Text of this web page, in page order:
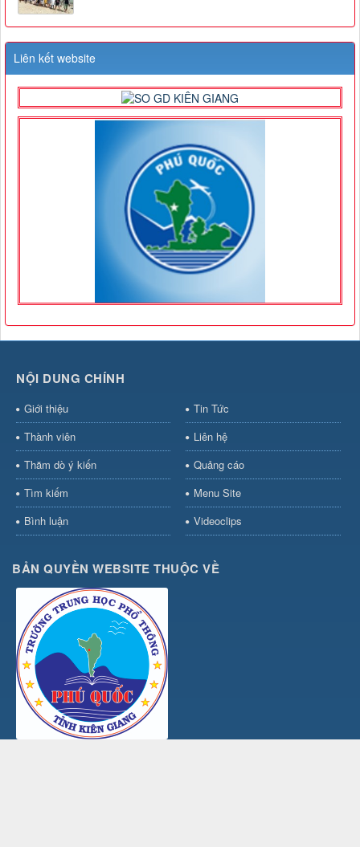
Liên kết website
NỘI DUNG CHÍNH
Giới thiệu
Tin Tức
Thành viên
Liên hệ
Thăm dò ý kiến
Quảng cáo
Tìm kiếm
Menu Site
Bình luận
Videoclips
BẢN QUYỀN WEBSITE THUỘC VỀ